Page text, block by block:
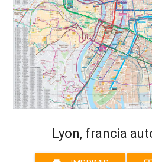
Lyon, francia